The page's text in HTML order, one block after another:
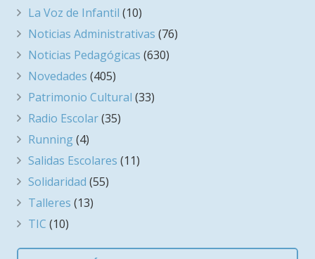
La Voz de Infantil (10)
Noticias Administrativas (76)
Noticias Pedagógicas (630)
Novedades (405)
Patrimonio Cultural (33)
Radio Escolar(35)
Running(4)
Salidas Escolares (11)
Solidaridad (55)
Talleres (13)
TIC (10)